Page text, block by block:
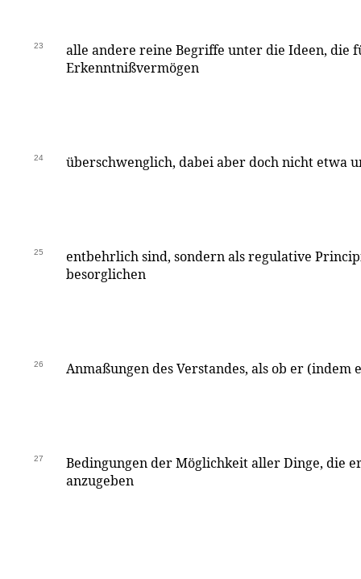
23
alle andere reine Begriffe unter die Ideen, die
Erkenntnißvermögen
24 überschwenglich, dabei aber doch nicht etwa
25
entbehrlich sind, sondern als regulative
besorglichen
26 Anmaßungen des Verstandes, als ob er (indem
27
Bedingungen der Möglichkeit aller Dinge, die
anzugeben